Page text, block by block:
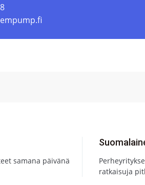
samana päivänä
ratkaisuja